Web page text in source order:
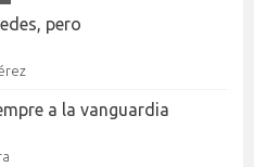
pero
a la vanguardia